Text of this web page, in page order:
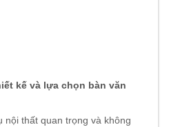
kế và lựa chọn bàn văn
nội thất quan trọng và không